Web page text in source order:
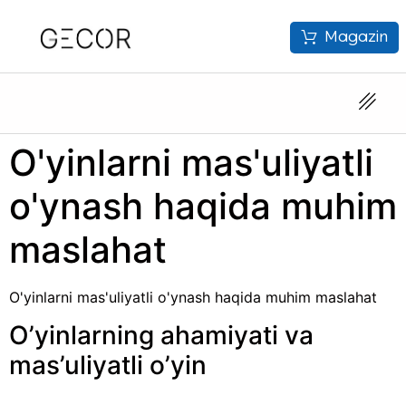
Magazin
O'yinlarni mas'uliyatli
o'ynash haqida muhim
maslahat
O'yinlarni mas'uliyatli o'ynash haqida muhim maslahat
O’yinlarning ahamiyati va
mas’uliyatli o’yin